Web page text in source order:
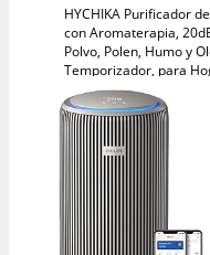
HYCHIKA Purificador
con Aromaterapia,
Polvo, Polen, Humo y
Temporizador, para